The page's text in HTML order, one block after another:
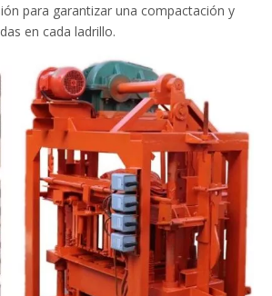
para garantizar una compactación y
en cada ladrillo.